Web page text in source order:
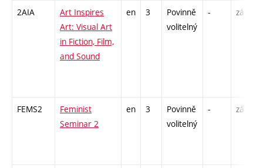
2AIA
Art Inspires
Art: Visual Art
in Fiction, Film,
and Sound
en 3
Povinně
volitelný
- zá
FEMS2
Feminist
Seminar 2
en 3
Povinně
volitelný
- zá